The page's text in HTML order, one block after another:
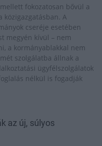
fokozatosan bővül a
közigazgatásban. A
cseréje esetében
megyén kívül – nem
a kormányablakkal nem
szolgálatba állnak a
ügyfélszolgálatok
nélkül is fogadják
az új, súlyos